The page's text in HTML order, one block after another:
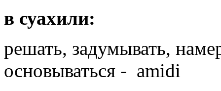
в суахили:
решать, задумывать,
основываться - amidi